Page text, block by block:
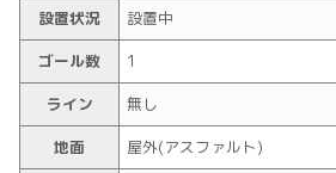
設置状況
設置中
ゴール数
1
ライン
無し
地面
屋外(アスファルト)